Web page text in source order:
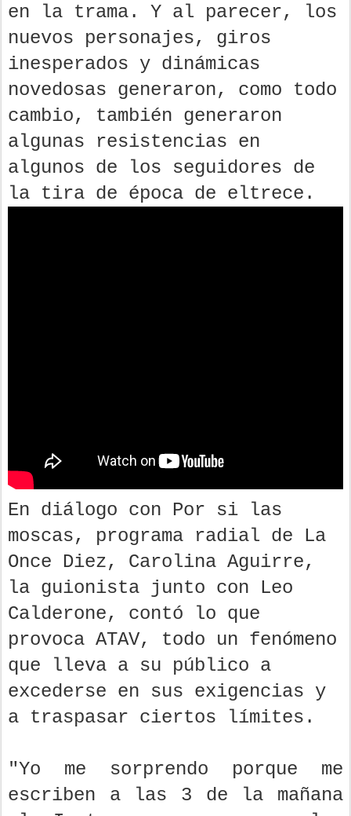
en la trama. Y al parecer, los
nuevos personajes, giros
inesperados y dinámicas
novedosas generaron, como todo
cambio, también generaron
algunas resistencias en
algunos de los seguidores de
la tira de época de eltrece.
En diálogo con Por si las
moscas, programa radial de La
Once Diez, Carolina Aguirre,
la guionista junto con Leo
Calderone, contó lo que
provoca ATAV, todo un fenómeno
que lleva a su público a
excederse en sus exigencias y
a traspasar ciertos límites.
"Yo me sorprendo porque me
escriben a las 3 de la mañana